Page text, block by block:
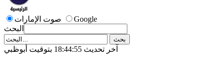
صوت الإمارات
Google
البحث
آخر تحديث 18:44:55 بتوقيت أبوظبي